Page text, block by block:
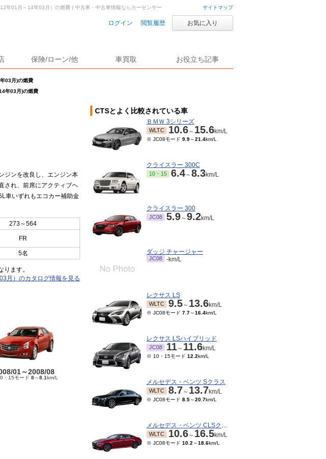
サイトマップ
ログイン 閲覧履歴 お気に入り
保険/ローン/他 車買取 お役立ち記事
03月)の燃費
年03月)の燃費
年01月～14年03月）の燃費 | 中古車・中古車情報ならカーセンサー
ジンを改良し、エンジン本
され、前席にアクティブヘ
車いずれもエコカー補助金
273～564
FR
5名
ます。
月）のカタログ情報を見る
01～2008/08
・15モード 8～8.1km/L
CTSとよく比較されている車
ＢＭＷ 3シリーズ
WLTC 10.6～ 15.6km/L
※ JC08モード 9.9～21.4km/L
クライスラー 300C
10・15 6.4～8.3km/L
クライスラー 300
JC08 5.9～9.2km/L
ダッジ チャージャー
JC08 -km/L
レクサス LS
WLTC 9.5～ 13.6km/L
※ JC08モード 7.7～16.4km/L
レクサス LSハイブリッド
JC08 11～ 11.6km/L
※ 10・15モード 12.2km/L
メルセデス・ベンツ Sクラス
WLTC 8.7～ 13.7km/L
※ JC08モード 8.5～20.7km/L
メルセデス・ベンツ CLSクラス
WLTC 10.6～ 16.5km/L
※ JC08モード 10.2 ～18.6km/L